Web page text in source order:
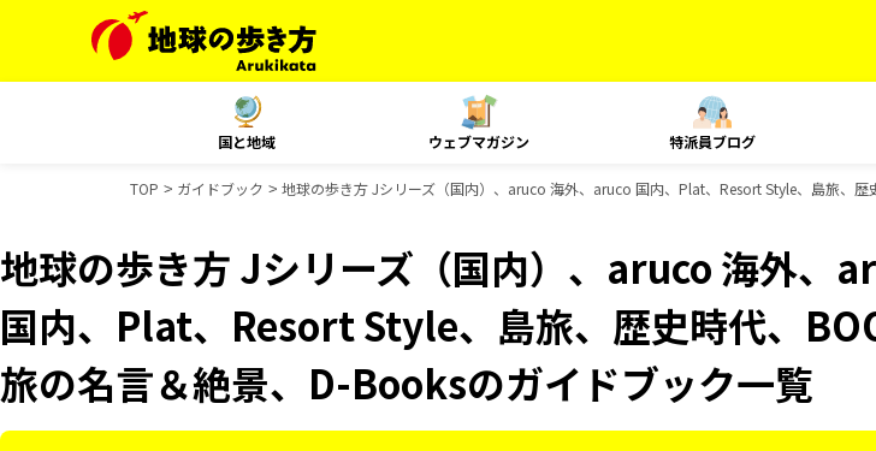
国と地域 ウェブマガジン 特派員ブログ
TOP ガイドブック 地球の歩き方 Jシリーズ（国内）、aruco 海外、aruco 国内、Plat、Resort Style、島旅、
地球の歩き方 Jシリーズ（国内）、aruco 海外、
国内、Plat、Resort Style、島旅、歴史時代、
旅の名言＆絶景、D-Booksのガイドブック一覧